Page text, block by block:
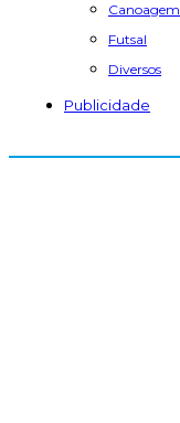
Canoagem
Futsal
Diversos
Publicidade